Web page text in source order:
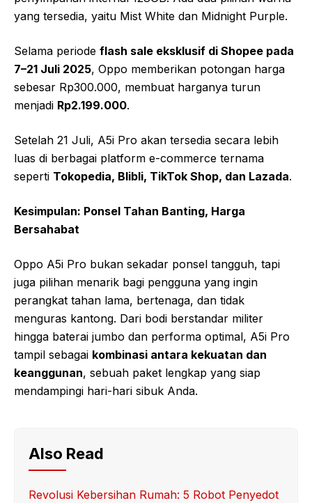
yang tersedia, yaitu Mist White dan Midnight Purple.
Selama periode flash sale eksklusif di Shopee pada
7–21 Juli 2025, Oppo memberikan potongan harga
sebesar Rp300.000, membuat harganya turun
menjadi Rp2.199.000.
Setelah 21 Juli, A5i Pro akan tersedia secara lebih
luas di berbagai platform e-commerce ternama
seperti Tokopedia, Blibli, TikTok Shop, dan Lazada.
Kesimpulan: Ponsel Tahan Banting, Harga
Bersahabat
Oppo A5i Pro bukan sekadar ponsel tangguh, tapi
juga pilihan menarik bagi pengguna yang ingin
perangkat tahan lama, bertenaga, dan tidak
menguras kantong. Dari bodi berstandar militer
hingga baterai jumbo dan performa optimal, A5i Pro
tampil sebagai kombinasi antara kekuatan dan
keanggunan, sebuah paket lengkap yang siap
mendampingi hari-hari sibuk Anda.
Also Read
Revolusi Kebersihan Rumah: 5 Robot Penyedot